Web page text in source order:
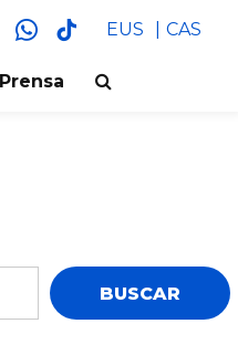
whatsapp
tik
EUS CAS
Prensa
BUSCAR